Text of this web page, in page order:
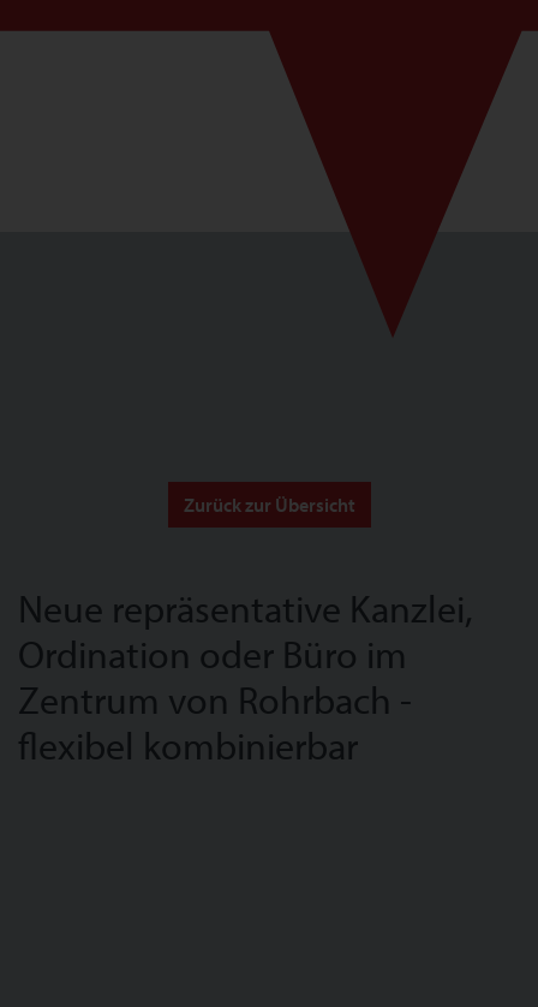
Zurück zur Übersicht
Neue repräsentative Kanzlei,
Ordination oder Büro im
Zentrum von Rohrbach -
flexibel kombinierbar